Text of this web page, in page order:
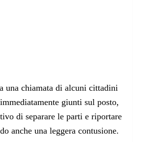
una chiamata di alcuni cittadini
giunti sul posto,
di separare le parti e riportare
anche una leggera contusione.